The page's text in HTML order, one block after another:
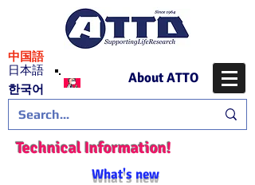
日本語
​中国語
​한국어
About ATTO
Technical Information!
What's new